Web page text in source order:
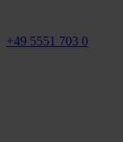
+49 5551 703 0